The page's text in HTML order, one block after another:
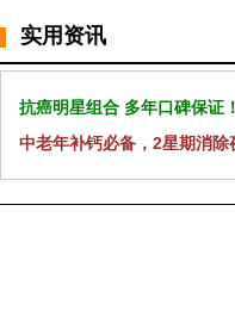
实用资讯
抗癌明星组合 多年口碑保证
中老年补钙必备，2星期消